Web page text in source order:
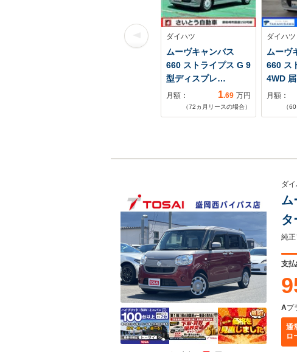
ダイハツ
ムーヴキャンバス
660 ストライプス G 9
型ディスプレ…
月額： 1.69 万円
（72 ヵ月リースの場合）
ダイハツ
ムーヴ
660 ス
4WD
月額：
（60
ダ
ム
タ
ト
ミ
純
支
Aプ
通
ロ